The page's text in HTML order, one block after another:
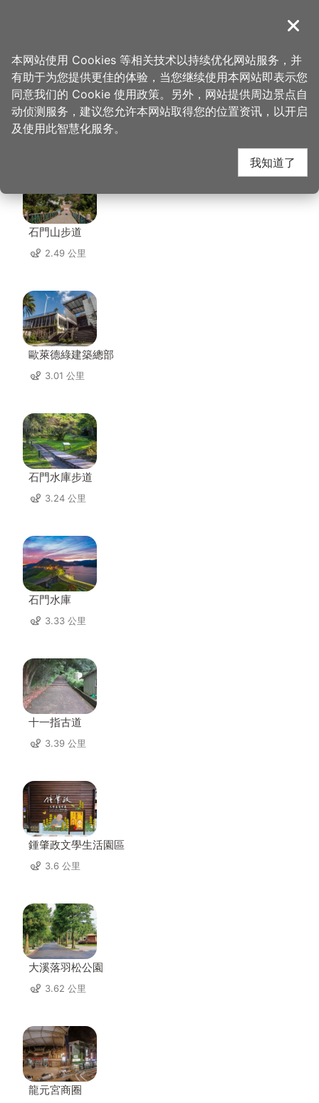
導覽
首页 > 想去的地方 > 美食、购物 > 金园活鱼餐厅
金园活鱼餐厅 周边景点
石門山步道
2.49 公里
歐萊德綠建築總部
3.01 公里
石門水庫步道
3.24 公里
石門水庫
3.33 公里
十一指古道
3.39 公里
鍾肇政文學生活園區
3.6 公里
大溪落羽松公園
3.62 公里
龍元宮商圈
关闭
本网站使用 Cookies 等相关技术以持续优化网站服务，并
有助于为您提供更佳的体验，当您继续使用本网站即表示您
同意我们的 Cookie 使用政策。另外，网站提供周边景点自
动侦测服务，建议您允许本网站取得您的位置资讯，以开启
及使用此智慧化服务。
我知道了